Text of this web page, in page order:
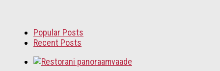
Popular Posts
Recent Posts